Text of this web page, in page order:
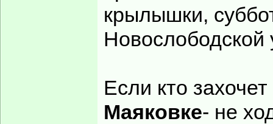
крылышки,
Новослободской
Если кто
Маяковке- не